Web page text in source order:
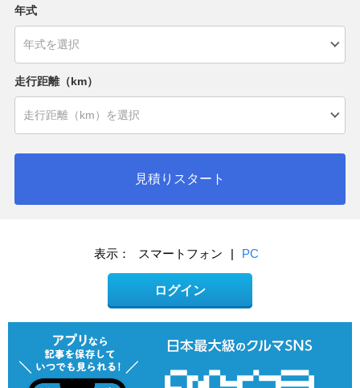
年式
走行距離（km）
見積りスタート
表示： スマートフォン | PC
ログイン